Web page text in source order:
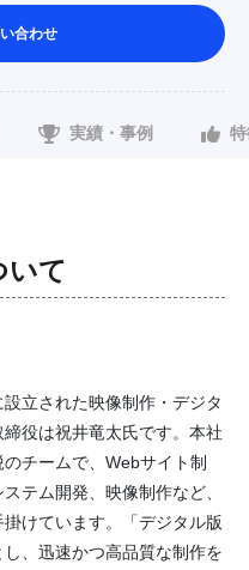
合わせ
実績・事例
いて
立された映像制作・デジタ
役は祝井竜太氏です。本社
チームで、Webサイト制
テム開発、映像制作など、
けています。「デジタル版
、迅速かつ高品質な制作を